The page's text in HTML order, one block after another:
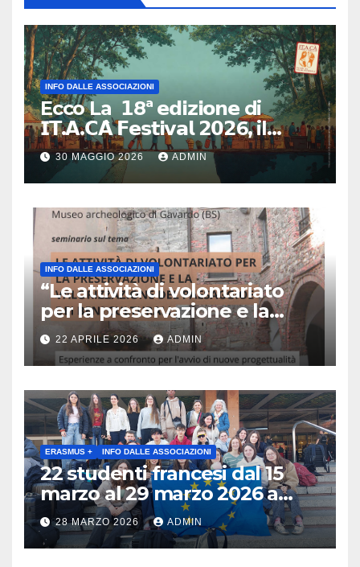
INFO DALLE ASSOCIAZIONI
Ecco La 𝟭8ª 𝗲𝗱𝗶𝘇𝗶𝗼𝗻𝗲 di
𝗜𝗧.𝗔.𝗖𝗔̀ 𝗙𝗲𝘀𝘁𝗶𝘃𝗮𝗹 𝟮𝟬𝟮6, il
primo e unico festival in Italia
dedicato al turismo
responsabile.
30 MAGGIO 2026 ADMIN
INFO DALLE ASSOCIAZIONI
“Le attività di volontariato
per la preservazione e la
valorizzazione del paesaggio
e dei beni culturali
Esperienze a confronto per
l’avvio di nuove
progettualità – Sabato 2
maggio 2026 ore 10:30 Museo
archeologico di Gavardo (BS)
22 APRILE 2026 ADMIN
ERASMUS + INFO DALLE ASSOCIAZIONI
22 studenti francesi dal 15
marzo al 29 marzo 2026 a
Brescia : Erasmus plus :
Arricchisce la vita, apre la
mente
28 MARZO 2026 ADMIN